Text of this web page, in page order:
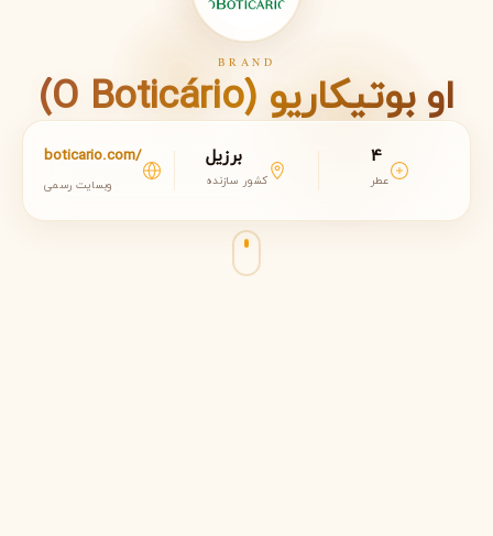
BRAND
او بوتیکاریو (O Boticário)
4
عطر
برزیل
کشور سازنده
boticario.com/
وبسایت رسمی